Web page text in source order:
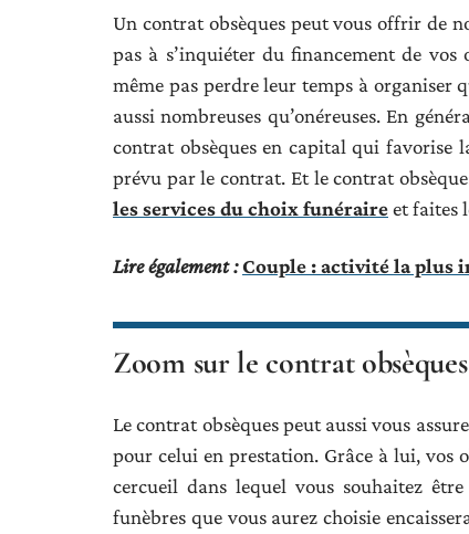
Un contrat obsèques peut vous offrir de
pas à s’inquiéter du financement de
même pas perdre leur temps à organiser
aussi nombreuses qu’onéreuses. En
contrat obsèques en capital qui favorise
prévu par le contrat. Et le contrat
les services du choix funéraireet faites
Lire également :Couple : activité la plus
Zoom sur le contrat
Le contrat obsèques peut aussi vous
pour celui en prestation. Grâce à lui, vos
cercueil dans lequel vous souhaitez
funèbres que vous aurez choisie